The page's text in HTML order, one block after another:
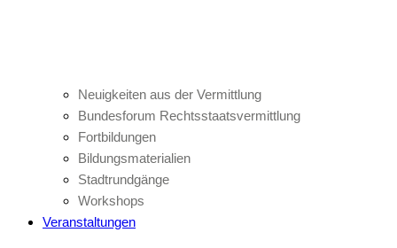
Neuigkeiten aus der Vermittlung
Bundesforum Rechtsstaatsvermittlung
Fortbildungen
Bildungsmaterialien
Stadtrundgänge
Workshops
Veranstaltungen